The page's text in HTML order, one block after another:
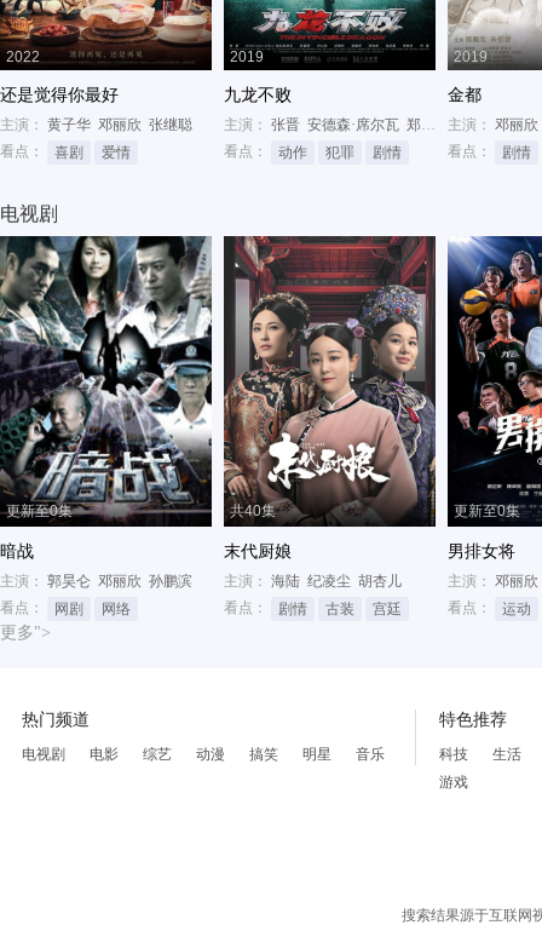
2022
还是觉得你最好
主演： 黄子华 邓丽欣 张继聪
看点：
喜剧 爱情
2019
九龙不败
主演： 张晋 安德森·席尔瓦 郑嘉颖
看点：
动作 犯罪 剧情
2019
金都
主演： 邓丽欣
看点：
剧情
电视剧
更新至0集
暗战
主演： 郭昊仑 邓丽欣 孙鹏滨
看点：
网剧 网络
更多">
共40集
末代厨娘
主演： 海陆 纪凌尘 胡杏儿
看点：
剧情 古装 宫廷
更新至0集
男排女将
主演： 邓丽欣
看点：
运动
热门频道
电视剧 电影 综艺 动漫 搞笑 明星 音乐
特色推荐
科技
生活
游戏
搜索结果源于互联网